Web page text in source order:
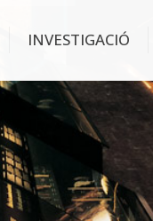
INVESTIGACIÓ